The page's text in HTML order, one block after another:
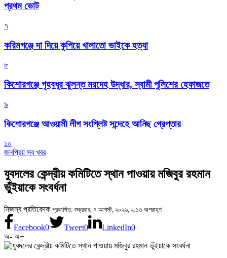
প্রথম ভোট
৭
করিমগঞ্জে দা দিয়ে কুপিয়ে খালাতো ভাইকে হত্যা
৮
কিশোরগঞ্জে গৃহবধূর ঝুলন্ত মরদেহ উদ্ধার, স্বামী পুলিশের হেফাজতে
৯
কিশোরগঞ্জে আওয়ামী লীগ সংশ্লিষ্ট সন্দেহে আনিছ গ্রেপ্তার
১০
জনপ্রিয় সব খবর
যুবদলের কেন্দ্রীয় কমিটিতে স্থান পাওয়ায় মজিবুর রহমান
ভুঁইয়াকে সংবর্ধনা
নিজস্ব প্রতিবেদক প্রকাশিত: শুক্রবার, ৭ আগস্ট, ২০২৬, ২:১৩ অপরাহ্ণ
Facebook0 Tweet0 LinkedIn0
অ- অ+